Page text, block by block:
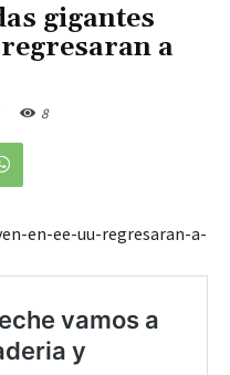
gigantes
regresaran a
8
en-ee-uu-regresaran-a-